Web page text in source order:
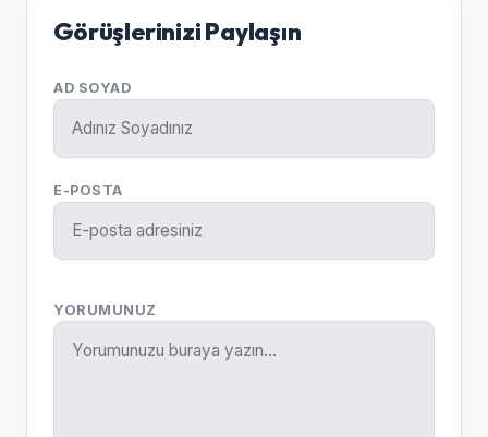
Görüşlerinizi Paylaşın
AD SOYAD
E-POSTA
YORUMUNUZ